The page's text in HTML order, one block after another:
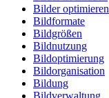
Bilder optimieren
Bildformate
Bildgrößen
Bildnutzung
Bildoptimierung
Bildorganisation
Bildung